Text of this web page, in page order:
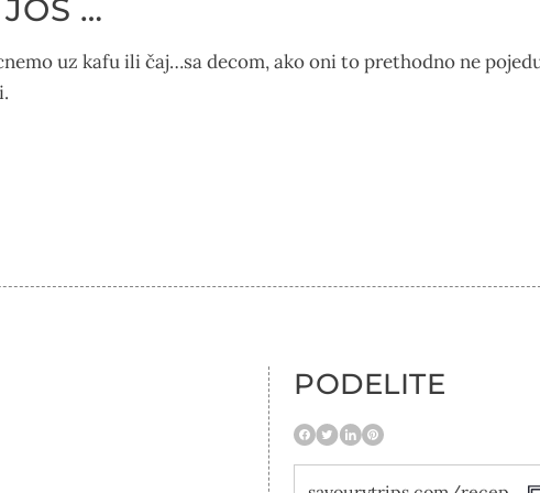
JOŠ …
uz kafu ili čaj…sa decom, ako oni to prethodno ne
PODELITE